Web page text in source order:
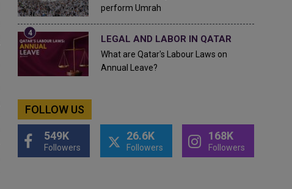
perform Umrah
LEGAL AND LABOR IN QATAR
What are Qatar's Labour Laws on
Annual Leave?
FOLLOW US
549K
Followers
26.6K
Followers
168K
Followers